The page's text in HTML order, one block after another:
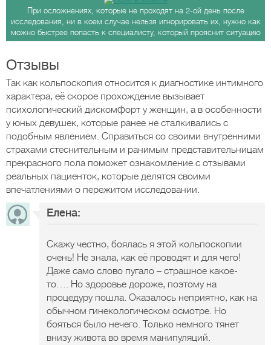
При осложнениях, которые не проходят на 2-ой день после
исследования, ни в коем случае нельзя игнорировать их, нужно как
можно быстрее попасть к специалисту, который прояснит ситуацию
Отзывы
Так как кольпоскопия относится к диагностике интимного
характера, её скорое прохождение вызывает
психологический дискомфорт у женщин, а в особенности
у юных девушек, которые ранее не сталкивались с
подобным явлением. Справиться со своими внутренними
страхами стеснительным и ранимым представительницам
прекрасного пола поможет ознакомление с отзывами
реальных пациенток, которые делятся своими
впечатлениями о пережитом исследовании.
Елена:
Скажу честно, боялась я этой кольпоскопии
очень! Не знала, как её проводят и для чего!
Даже само слово пугало – страшное какое-
то…. Но здоровье дороже, поэтому на
процедуру пошла. Оказалось неприятно, как на
обычном гинекологическом осмотре. Но
бояться было нечего. Только немного тянет
внизу живота во время манипуляций.